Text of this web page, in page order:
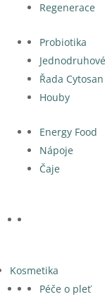
Regenerace
Probiotika
Řada Cytosan
Houby
Energy Food
Nápoje
Čaje
Kosmetika
Péče o pleť